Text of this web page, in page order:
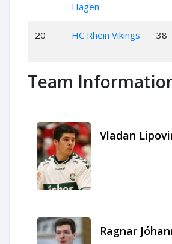
Hagen
20 HC Rhein Vikings 38
Team
Vladan
Ragnar